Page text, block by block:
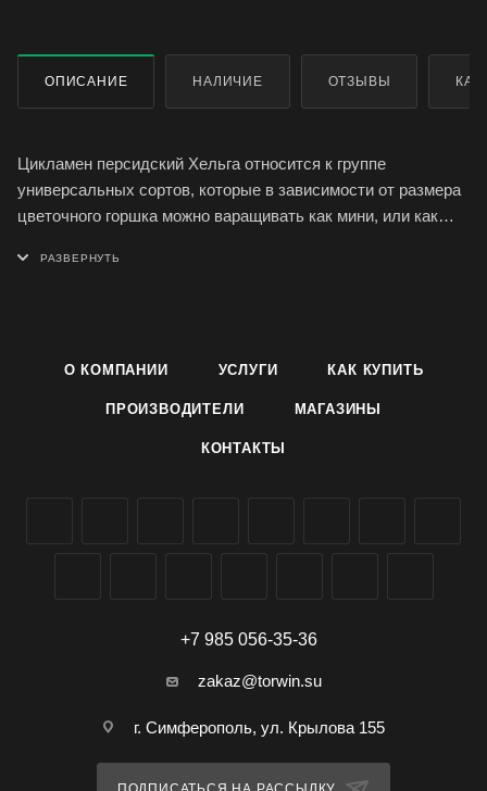
ОПИСАНИЕ НАЛИЧИЕ ОТЗЫВЫ
Цикламен персидский Хельга относится к группе
универсальных сортов, которые в зависимости от размера
цветочного горшка можно варащивать как мини, или как
Изящное растение, выровненное по всем параметрам,
Симферополе, Крыму, доставка по всей России.
О КОМПАНИИ УСЛУГИ КАК КУПИТЬ
ПРОИЗВОДИТЕЛИ МАГАЗИНЫ
КОНТАКТЫ
+7 985 056-35-36
zakaz@torwin.su
г. Симферополь, ул. Крылова 155